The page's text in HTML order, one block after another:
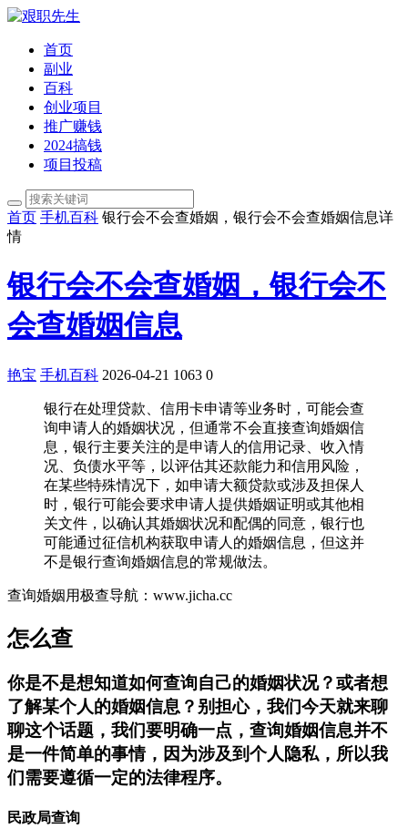
首页
副业
百科
创业项目
推广赚钱
2024搞钱
项目投稿
首页 手机百科 银行会不会查婚姻，银行会不会查婚姻信息详
情
银行会不会查婚姻，银行会不
会查婚姻信息
艳宝 手机百科 2026-04-21 1063 0
银行在处理贷款、信用卡申请等业务时，可能会查
询申请人的婚姻状况，但通常不会直接查询婚姻信
息，银行主要关注的是申请人的信用记录、收入情
况、负债水平等，以评估其还款能力和信用风险，
在某些特殊情况下，如申请大额贷款或涉及担保人
时，银行可能会要求申请人提供婚姻证明或其他相
关文件，以确认其婚姻状况和配偶的同意，银行也
可能通过征信机构获取申请人的婚姻信息，但这并
不是银行查询婚姻信息的常规做法。
查询婚姻用极查导航：www.jicha.cc
怎么查
你是不是想知道如何查询自己的婚姻状况？或者想
了解某个人的婚姻信息？别担心，我们今天就来聊
聊这个话题，我们要明确一点，查询婚姻信息并不
是一件简单的事情，因为涉及到个人隐私，所以我
们需要遵循一定的法律程序。
民政局查询